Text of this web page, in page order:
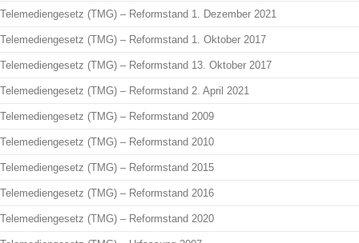
Telemediengesetz (TMG) – Reformstand 1. Dezember 2021
Telemediengesetz (TMG) – Reformstand 1. Oktober 2017
Telemediengesetz (TMG) – Reformstand 13. Oktober 2017
Telemediengesetz (TMG) – Reformstand 2. April 2021
Telemediengesetz (TMG) – Reformstand 2009
Telemediengesetz (TMG) – Reformstand 2010
Telemediengesetz (TMG) – Reformstand 2015
Telemediengesetz (TMG) – Reformstand 2016
Telemediengesetz (TMG) – Reformstand 2020